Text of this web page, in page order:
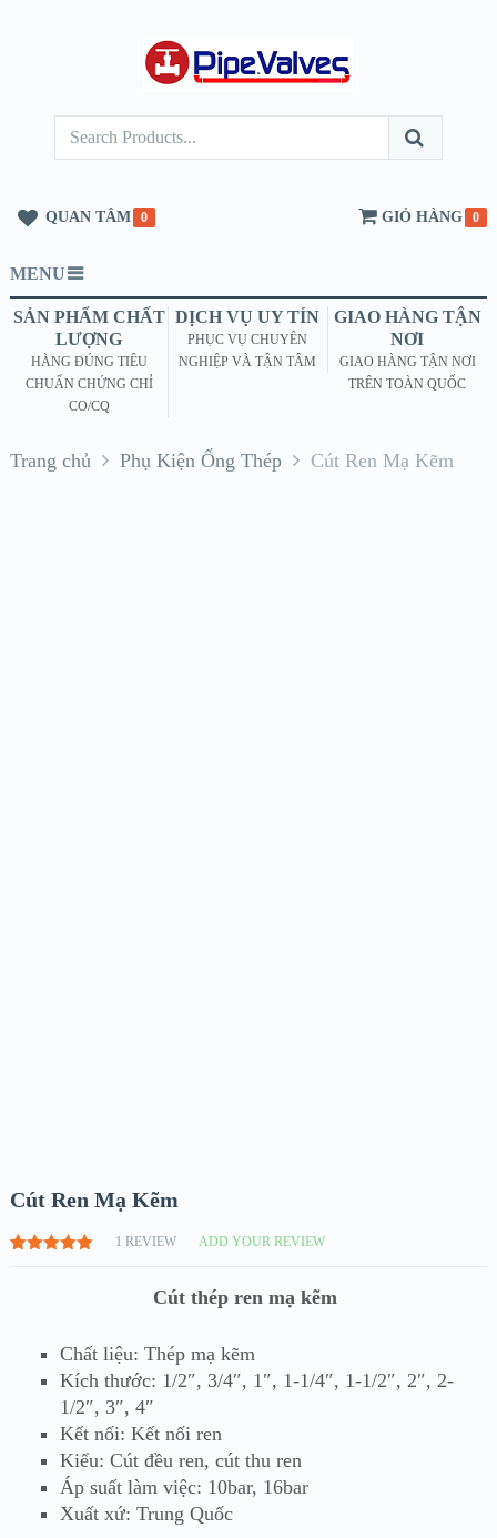
QUAN TÂM 0 GIỎ HÀNG 0
MENU
SẢN PHẨM CHẤT
LƯỢNG
HÀNG ĐÚNG TIÊU
CHUẨN CHỨNG CHỈ
CO/CQ
DỊCH VỤ UY TÍN
PHỤC VỤ CHUYÊN
NGHIỆP VÀ TẬN TÂM
GIAO HÀNG TẬN
NƠI
GIAO HÀNG TẬN NƠI
TRÊN TOÀN QUỐC
Trang chủ Phụ Kiện Ống Thép Cút Ren Mạ Kẽm
Cút Ren Mạ Kẽm
1 REVIEW ADD YOUR REVIEW
Cút thép ren mạ kẽm
Chất liệu: Thép mạ kẽm
Kích thước: 1/2″, 3/4″, 1″, 1-1/4″, 1-1/2″, 2″, 2-
1/2″, 3″, 4″
Kết nối: Kết nối ren
Kiểu: Cút đều ren, cút thu ren
Áp suất làm việc: 10bar, 16bar
Xuất xứ: Trung Quốc